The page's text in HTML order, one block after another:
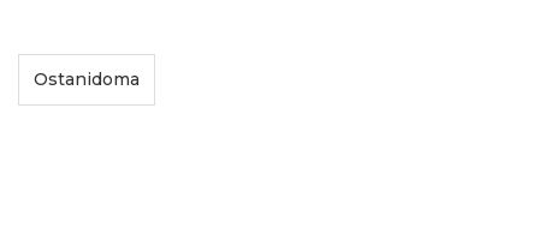
Ostanidoma